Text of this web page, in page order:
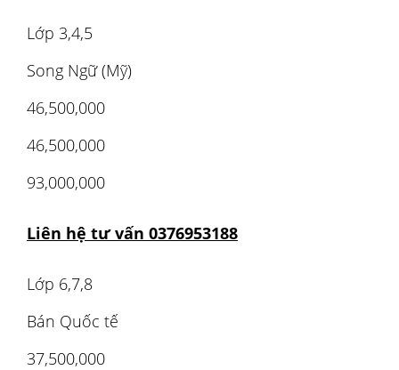
Lớp 3,4,5
Song Ngữ (Mỹ)
46,500,000
46,500,000
93,000,000
Liên hệ tư vấn 0376953188
Lớp 6,7,8
Bán Quốc tế
37,500,000